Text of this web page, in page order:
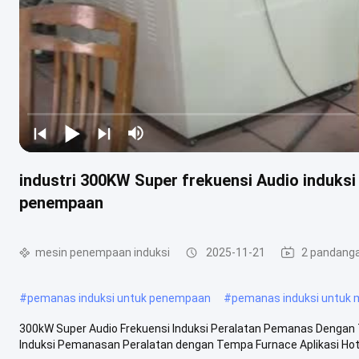
industri 300KW Super frekuensi Audio
penempaan
mesin penempaan induksi 2025-11-21 2
#pemanas induksi untuk penempaan #pemanas induksi untuk
300kW Super Audio Frekuensi Induksi Peralatan Pemanas
Induksi Pemanasan Peralatan dengan Tempa Furnace Aplikasi